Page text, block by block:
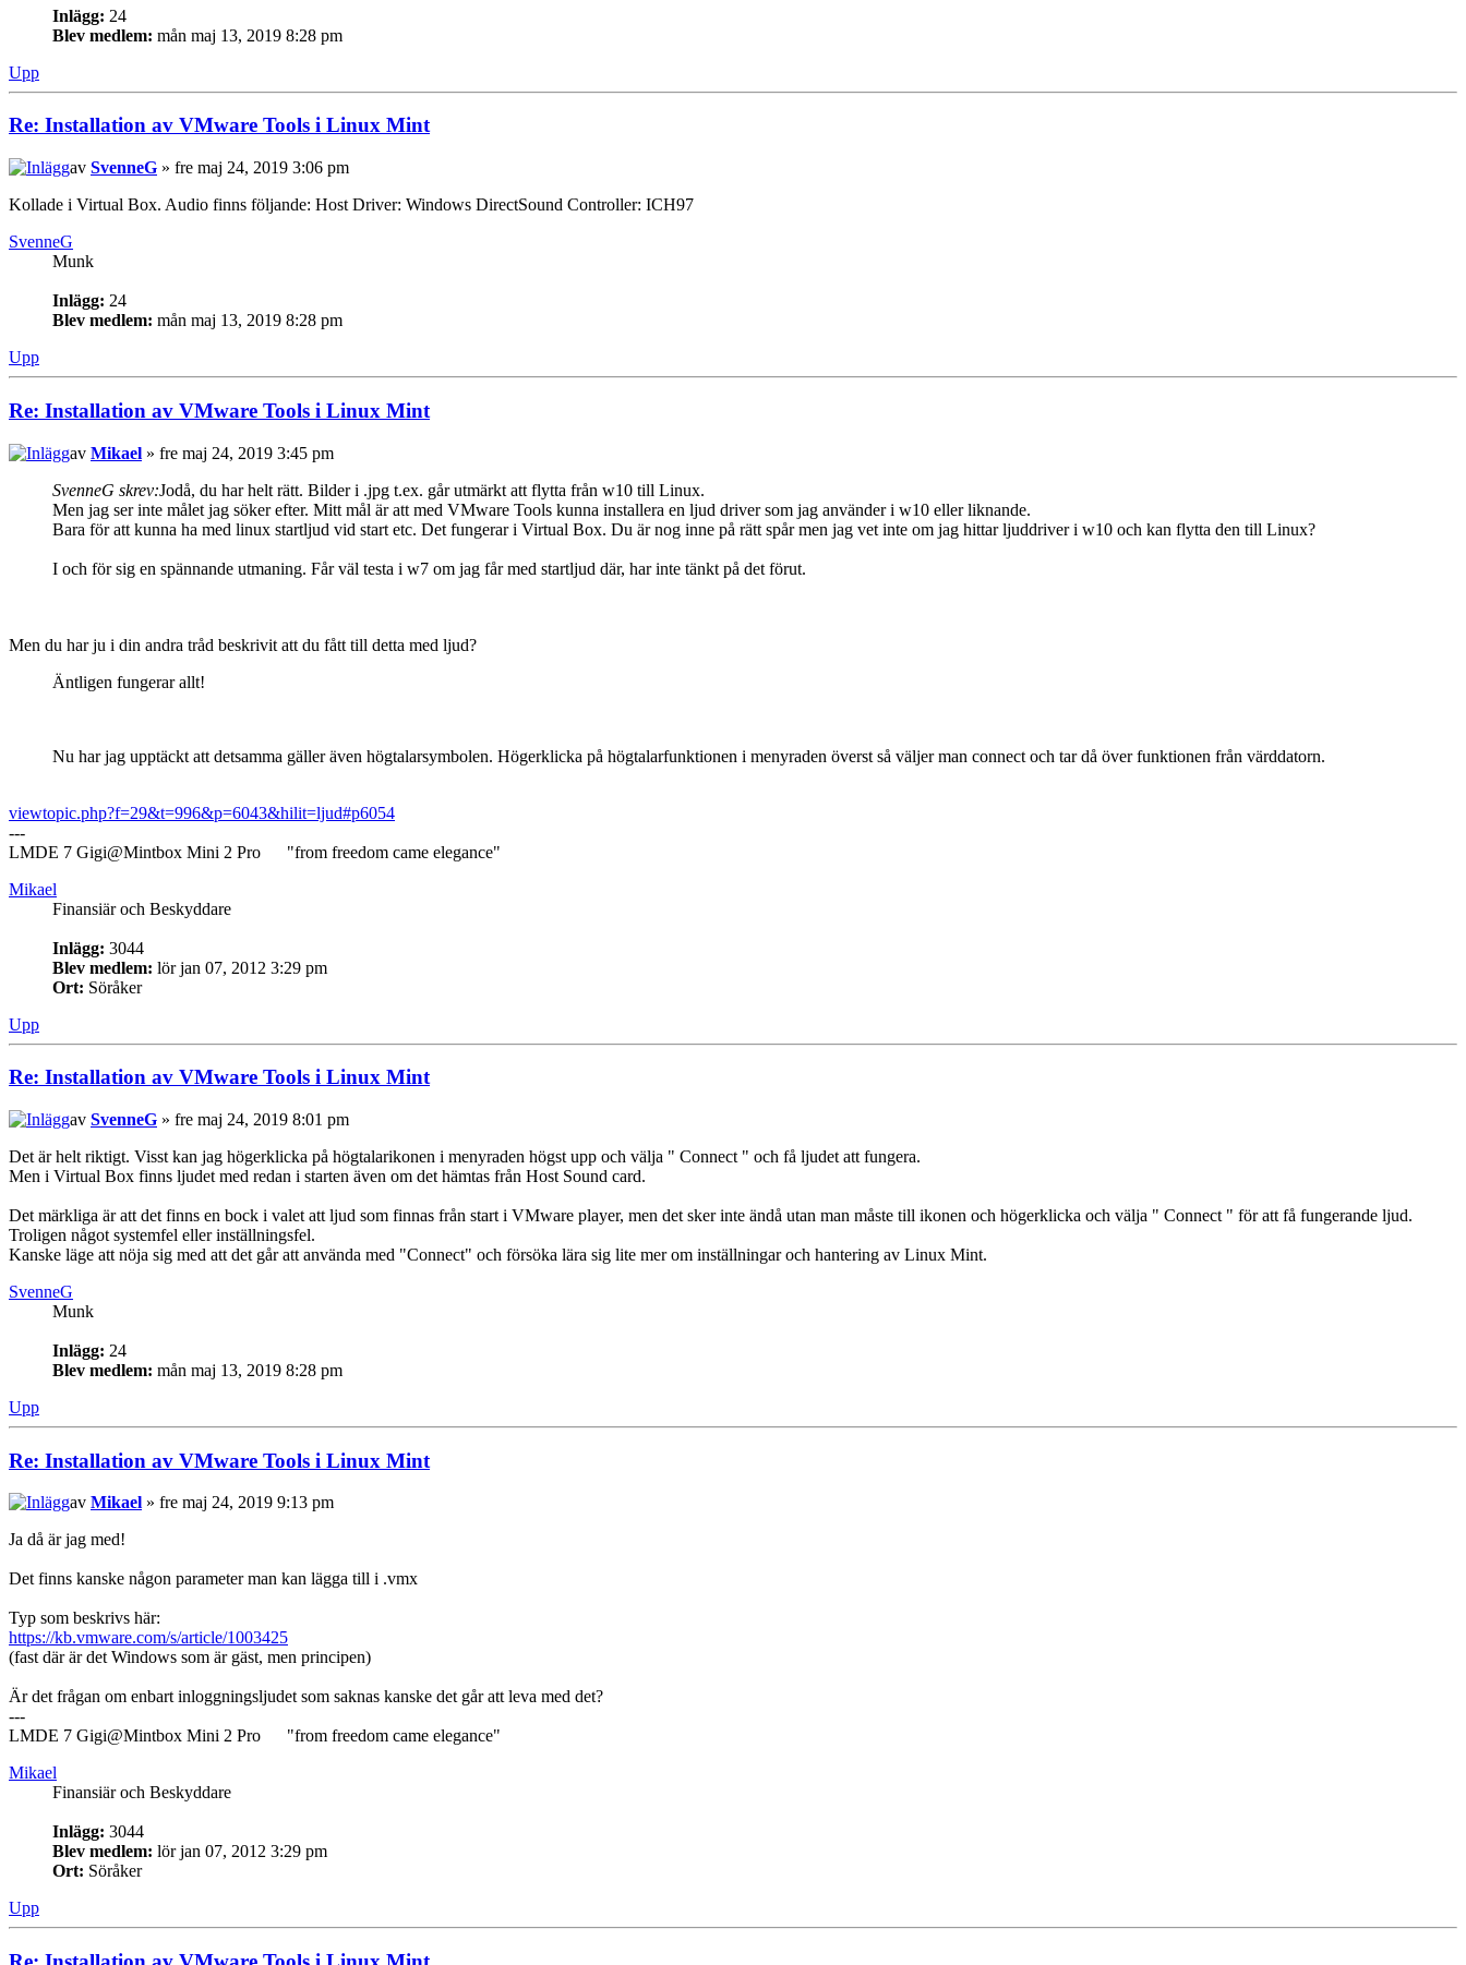
Inlägg: 24
Blev medlem: mån maj 13, 2019 8:28 pm
Upp
Re: Installation av VMware Tools i Linux Mint
av SvenneG » fre maj 24, 2019 3:06 pm
Kollade i Virtual Box. Audio finns följande: Host Driver: Windows DirectSound Controller: ICH97
SvenneG
Munk
Inlägg: 24
Blev medlem: mån maj 13, 2019 8:28 pm
Upp
Re: Installation av VMware Tools i Linux Mint
av Mikael » fre maj 24, 2019 3:45 pm
SvenneG skrev:Jodå, du har helt rätt. Bilder i .jpg t.ex. går utmärkt att flytta från w10 till Linux.
Men jag ser inte målet jag söker efter. Mitt mål är att med VMware Tools kunna installera en ljud driver som jag använder i w10 eller liknande.
Bara för att kunna ha med linux startljud vid start etc. Det fungerar i Virtual Box. Du är nog inne på rätt spår men jag vet inte om jag hittar ljuddriver i w10 och kan flytta den till Linux?
I och för sig en spännande utmaning. Får väl testa i w7 om jag får med startljud där, har inte tänkt på det förut.
Men du har ju i din andra tråd beskrivit att du fått till detta med ljud?
Äntligen fungerar allt!
Nu har jag upptäckt att detsamma gäller även högtalarsymbolen. Högerklicka på högtalarfunktionen i menyraden överst så väljer man connect och tar då över funktionen från värddatorn.
viewtopic.php?f=29&t=996&p=6043&hilit=ljud#p6054
---
LMDE 7 Gigi@Mintbox Mini 2 Pro "from freedom came elegance"
Mikael
Finansiär och Beskyddare
Inlägg: 3044
Blev medlem: lör jan 07, 2012 3:29 pm
Ort: Söråker
Upp
Re: Installation av VMware Tools i Linux Mint
av SvenneG » fre maj 24, 2019 8:01 pm
Det är helt riktigt. Visst kan jag högerklicka på högtalarikonen i menyraden högst upp och välja " Connect " och få ljudet att fungera.
Men i Virtual Box finns ljudet med redan i starten även om det hämtas från Host Sound card.
Det märkliga är att det finns en bock i valet att ljud som finnas från start i VMware player, men det sker inte ändå utan man måste till ikonen och högerklicka och välja " Connect " för att få fungerande ljud.
Troligen något systemfel eller inställningsfel.
Kanske läge att nöja sig med att det går att använda med "Connect" och försöka lära sig lite mer om inställningar och hantering av Linux Mint.
SvenneG
Munk
Inlägg: 24
Blev medlem: mån maj 13, 2019 8:28 pm
Upp
Re: Installation av VMware Tools i Linux Mint
av Mikael » fre maj 24, 2019 9:13 pm
Ja då är jag med!
Det finns kanske någon parameter man kan lägga till i .vmx
Typ som beskrivs här:
https://kb.vmware.com/s/article/1003425
(fast där är det Windows som är gäst, men principen)
Är det frågan om enbart inloggningsljudet som saknas kanske det går att leva med det?
---
LMDE 7 Gigi@Mintbox Mini 2 Pro "from freedom came elegance"
Mikael
Finansiär och Beskyddare
Inlägg: 3044
Blev medlem: lör jan 07, 2012 3:29 pm
Ort: Söråker
Upp